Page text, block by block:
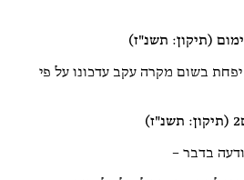
בשום מקרה עקב עדכונו על פי
בדבר –